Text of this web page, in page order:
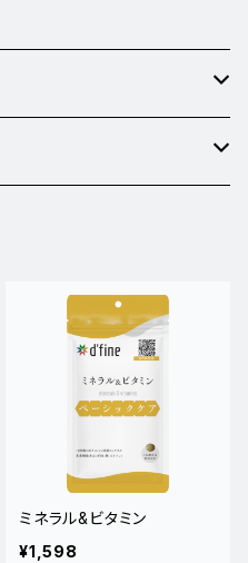
ミネラル&ビタミン
¥1,598